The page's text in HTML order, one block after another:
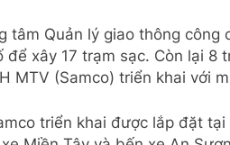
tâm Quản lý giao thông
để xây 17 trạm sạc. Còn lại 8
MTV (Samco) triển khai với
triển khai được lắp đặt